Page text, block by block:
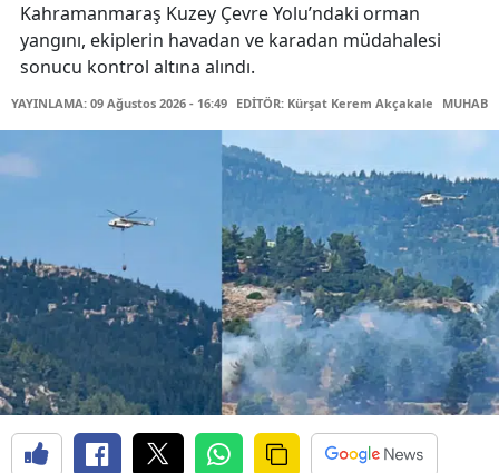
Kahramanmaraş Kuzey Çevre Yolu’ndaki orman
yangını, ekiplerin havadan ve karadan müdahalesi
sonucu kontrol altına alındı.
YAYINLAMA: 09 Ağustos 2026 - 16:49 EDİTÖR: Kürşat Kerem Akçakale